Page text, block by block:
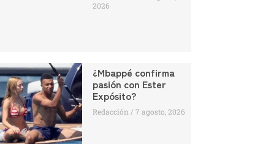
2026
¿Mbappé confirma
pasión con Ester
Expósito?
Redacción 7 agosto, 2026